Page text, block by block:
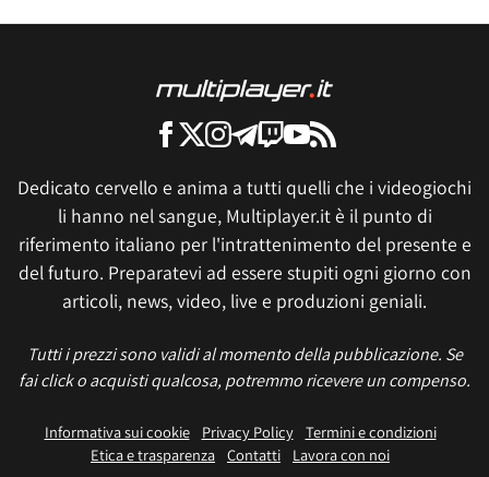
Dedicato cervello e anima a tutti quelli che i videogiochi
li hanno nel sangue, Multiplayer.it è il punto di
riferimento italiano per l'intrattenimento del presente e
del futuro. Preparatevi ad essere stupiti ogni giorno con
articoli, news, video, live e produzioni geniali.
Tutti i prezzi sono validi al momento della pubblicazione. Se
fai click o acquisti qualcosa, potremmo ricevere un compenso.
Informativa sui cookie Privacy Policy
Termini e condizioni
Etica e trasparenza Contatti
Lavora con noi